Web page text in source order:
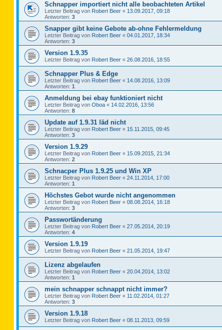
Schnapper importiert nicht alle beobachteten Artikel
Letzter Beitrag von Robert Beer « 13.09.2017, 09:18
Antworten: 3
Snapper gibt keine Gebote ab-ohne Fehlermeldung
Letzter Beitrag von Robert Beer « 04.01.2017, 18:34
Antworten: 3
Version 1.9.35
Letzter Beitrag von Robert Beer « 26.08.2016, 18:55
Schnapper Plus & Edge
Letzter Beitrag von Robert Beer « 14.08.2016, 13:09
Antworten: 1
Anmeldung bei ebay funktioniert nicht
Letzter Beitrag von Oboa « 14.02.2016, 13:56
Antworten: 8
Update auf 1.9.31 läd nicht
Letzter Beitrag von Robert Beer « 15.11.2015, 09:45
Antworten: 3
Version 1.9.29
Letzter Beitrag von Robert Beer « 15.09.2015, 21:34
Antworten: 2
Schnacper Plus 1.9.25 und Win XP
Letzter Beitrag von Robert Beer « 24.11.2014, 17:00
Antworten: 1
Höchstes Gebot wurde nicht angenommen
Letzter Beitrag von Robert Beer « 08.08.2014, 16:18
Antworten: 3
Passwortänderung
Letzter Beitrag von Robert Beer « 27.05.2014, 20:19
Antworten: 4
Version 1.9.19
Letzter Beitrag von Robert Beer « 21.05.2014, 19:47
Lizenz abgelaufen
Letzter Beitrag von Robert Beer « 20.04.2014, 13:02
Antworten: 1
mein schnapper schnappt nicht immer?
Letzter Beitrag von Robert Beer « 11.02.2014, 01:27
Antworten: 3
Version 1.9.18
Letzter Beitrag von Robert Beer « 08.11.2013, 09:59